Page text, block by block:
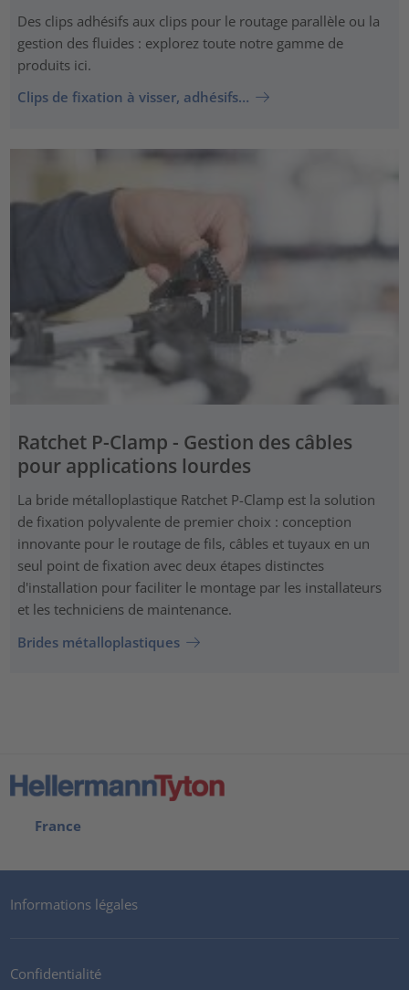
Des clips adhésifs aux clips pour le routage parallèle ou la
gestion des fluides : explorez toute notre gamme de
produits ici.
Clips de fixation à visser, adhésifs…
Ratchet P-Clamp - Gestion des câbles
pour applications lourdes
La bride métalloplastique Ratchet P-Clamp est la solution
de fixation polyvalente de premier choix : conception
innovante pour le routage de fils, câbles et tuyaux en un
seul point de fixation avec deux étapes distinctes
d'installation pour faciliter le montage par les installateurs
et les techniciens de maintenance.
Brides métalloplastiques
France
Informations légales
Confidentialité